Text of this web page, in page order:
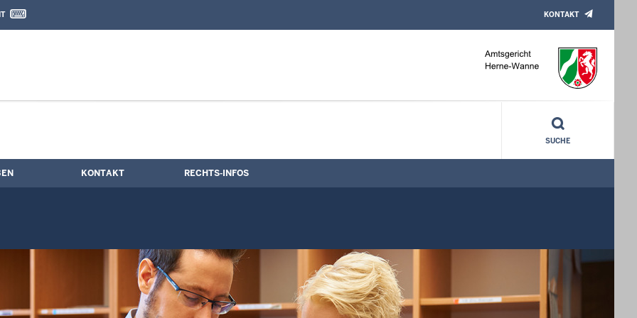
Kontaktformular
KONTAKT
SUCHE
KONTAKT RECHTS-INFOS